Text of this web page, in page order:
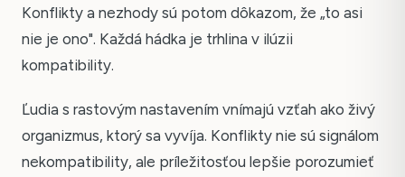
Konflikty a nezhody sú potom dôkazom, že „to asi
nie je ono". Každá hádka je trhlina v ilúzii
kompatibility.
Ľudia s rastovým nastavením vnímajú vzťah ako živý
organizmus, ktorý sa vyvíja. Konflikty nie sú signálom
nekompatibility, ale príležitosťou lepšie porozumieť